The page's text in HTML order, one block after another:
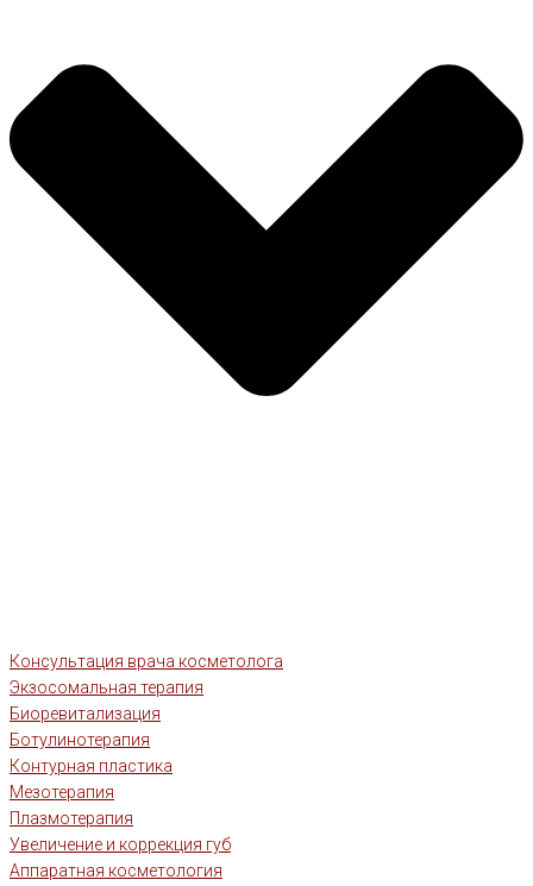
Консультация врача косметолога
Экзосомальная терапия
Биоревитализация
Ботулинотерапия
Контурная пластика
Мезотерапия
Плазмотерапия
Увеличение и коррекция губ
Аппаратная косметология